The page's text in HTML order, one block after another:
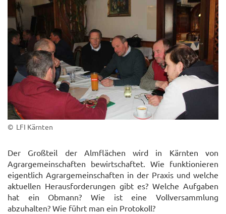
© LFI Kärnten
Der Großteil der Almflächen wird in Kärnten von
Agrargemeinschaften bewirtschaftet. Wie funktionieren
eigentlich Agrargemeinschaften in der Praxis und welche
aktuellen Herausforderungen gibt es? Welche Aufgaben
hat ein Obmann? Wie ist eine Vollversammlung
abzuhalten? Wie führt man ein Protokoll?